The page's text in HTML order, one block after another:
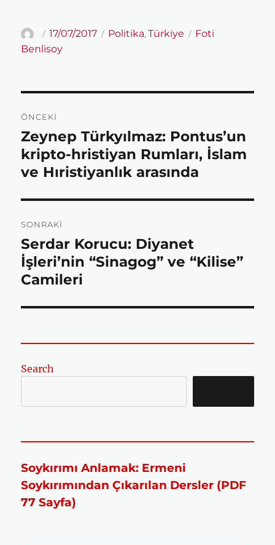
e
o
k
t
t
e
t
A
p
r
e
Yazar
Yayın
tarihi
17/07/2017 Kategoriler
Politika,Türkiye Etiketler
Foti
Benlisoy
gezinmesi
ÖNCEKI
Önceki
yazı:
Zeynep Türkyılmaz: Pontus’un
kripto-hristiyan Rumları, İslam
ve Hıristiyanlık arasında
SONRAKI
Sonraki
yazı:
Serdar Korucu: Diyanet
İşleri’nin “Sinagog” ve “Kilise”
Camileri
Search
Soykırımı Anlamak: Ermeni
Soykırımından Çıkarılan Dersler (PDF
77 Sayfa)